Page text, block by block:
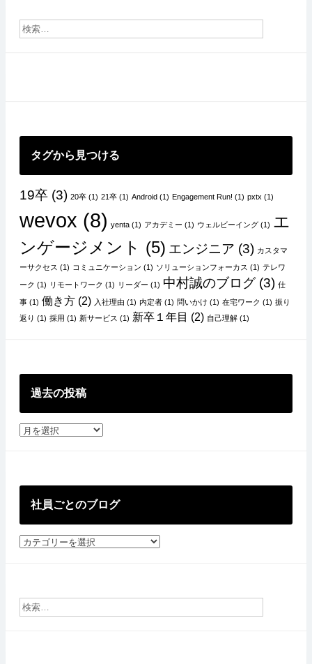
ョ
ン
タグから見つける
19卒(3) 20卒(1) 21卒(1) Android(1) Engagement Run! (1) pxtx (1)
wevox (8) yenta(1) アカデミー (1) ウェルビーイング(1) エ
ンゲージメント (5) エンジニア (3) カスタマ
ーサクセス (1) コミュニケーション (1) ソリューションフォーカス (1) テレワ
ーク (1) リモートワーク (1) リーダー (1) 中村誠のブログ(3) 仕
事(1) 働き方(2) 入社理由 (1) 内定者(1) 問いかけ (1) 在宅ワーク (1) 振り
返り (1) 採用 (1) 新サービス (1) 新卒１年目 (2) 自己理解(1)
過去の投稿
過
社員ごとのブログ
社
ブ